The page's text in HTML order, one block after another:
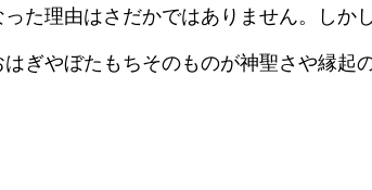
た理由はさだかではありません。しかし
ぎやぼたもちそのものが神聖さや縁起